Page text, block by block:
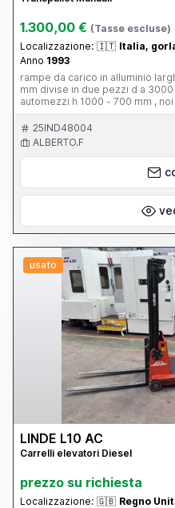
1.300,00 € (Tasse escluse)
Localizzazione: 🇮🇹 Italia,
Anno 1993
rampe da carico in alluminio larghe 400 mm da 600 ton lungh 6000
mm divise in due pezzi d a 3000 mm tramite cerniere adattabili a
automezzi h 1000 - 700 mm , noi abbiamo aggiunto due piedi per
25IND48004
ALBERTO.F
usato
LINDE L10 AC
Carrelli elevatori Diesel
prezzo su richiesta
Localizzazione: 🇬🇧 Regno